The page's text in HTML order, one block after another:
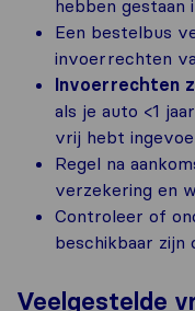
hebben gestaan
Een bestelbus
invoerrechten
Invoerrechten
als je auto <1
vrij hebt
Regel na
verzekering en
Controleer of
beschikbaar zijn
Veelgestelde